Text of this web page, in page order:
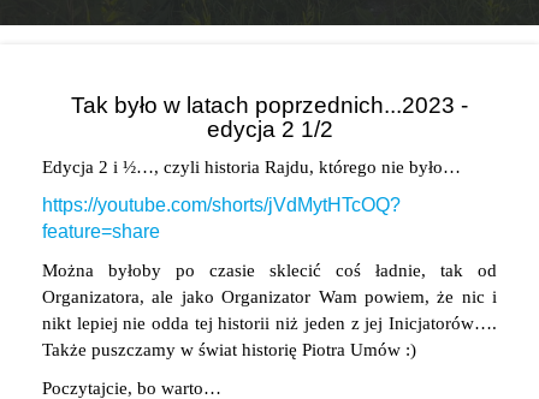
Tak było w latach poprzednich...2023 -
edycja 2 1/2
Edycja 2 i ½…, czyli historia Rajdu, którego nie było…
https://youtube.com/shorts/jVdMytHTcOQ?
feature=share
Można byłoby po czasie sklecić coś ładnie, tak od
Organizatora, ale jako Organizator Wam powiem, że nic i
nikt lepiej nie odda tej historii niż jeden z jej Inicjatorów….
Także puszczamy w świat historię Piotra Umów :)
Poczytajcie, bo warto…